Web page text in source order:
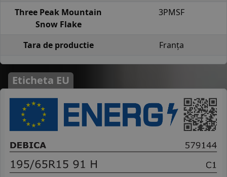
Three Peak Mountain
Snow Flake
3PMSF
Tara de productie Franța
Eticheta EU